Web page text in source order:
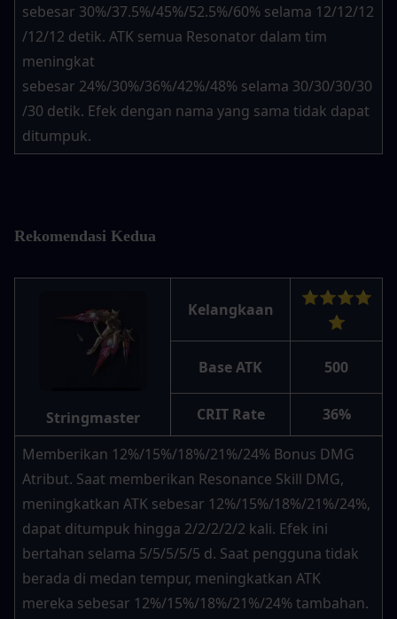
sebesar 30%/37.5%/45%/52.5%/60% selama 12/12/12
/12/12 detik. ATK semua Resonator dalam tim
meningkat
sebesar 24%/30%/36%/42%/48% selama 30/30/30/30
/30 detik. Efek dengan nama yang sama tidak dapat
ditumpuk.
Rekomendasi Kedua
Stringmaster
Kelangkaan
⭐⭐⭐⭐
⭐
Base ATK 500
CRIT Rate 36%
Memberikan 12%/15%/18%/21%/24% Bonus DMG
Atribut. Saat memberikan Resonance Skill DMG,
meningkatkan ATK sebesar 12%/15%/18%/21%/24%,
dapat ditumpuk hingga 2/2/2/2/2 kali. Efek ini
bertahan selama 5/5/5/5/5 d. Saat pengguna tidak
berada di medan tempur, meningkatkan ATK
mereka sebesar 12%/15%/18%/21%/24% tambahan.